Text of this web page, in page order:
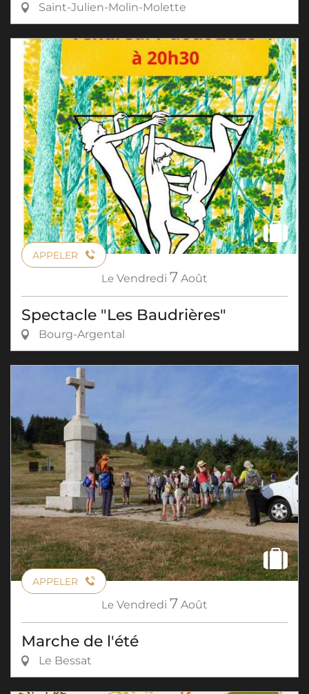
Saint-Julien-Molin-Molette
APPELER
Le Vendredi 7 Août
Spectacle "Les Baudrières"
Bourg-Argental
APPELER
Le Vendredi 7 Août
Marche de l'été
Le Bessat